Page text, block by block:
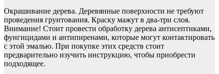
Окрашивание дерева. Деревянные поверхности не требуют
проведения грунтования. Краску мажут в два-три слоя.
Внимание! Стоит провести обработку дерева антисептиками,
фунгицидами и антипиренами, которые могут контактировать
с этой эмалью. При покупке этих средств стоит
предварительно изучить инструкцию, чтобы приобрести
подходящее.